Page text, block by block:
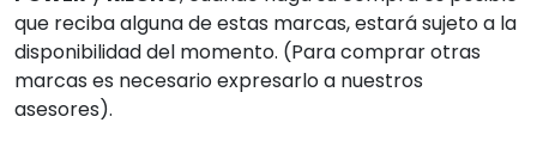
que reciba alguna de estas marcas, estará sujeto a la
disponibilidad del momento. (Para comprar otras
marcas es necesario expresarlo a nuestros
asesores).